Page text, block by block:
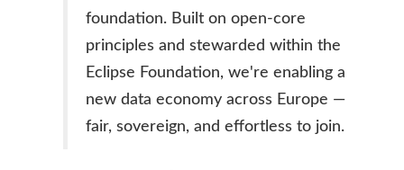
foundation. Built on open-core
principles and stewarded within the
Eclipse Foundation, we're enabling a
new data economy across Europe —
fair, sovereign, and effortless to join.